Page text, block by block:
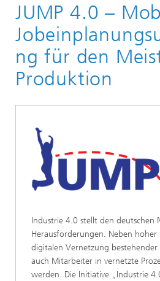
Zusammenarbeit
Referenzen
JUMP 4.0 –
ng für den
Produktion
Industrie 4.0 stellt den deutschen
Herausforderungen. Neben hoher
digitalen Vernetzung bestehender
auch Mitarbeiter in vernetzte
werden. Die Initiative „Industrie